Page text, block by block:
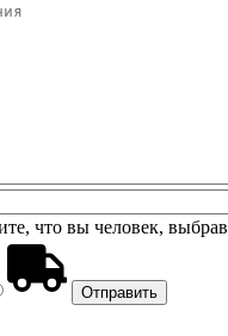
что вы человек, выбрав